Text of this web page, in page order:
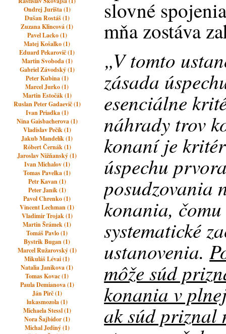
Ondrej Jurišta (1)
Dušan Rostáš (1)
Zuzana Klincová (1)
Pavel Lacko (1)
Matej Košalko (1)
Eduard Pekarovič (1)
Martin Svoboda (1)
Gabriel Závodský (1)
Peter Kubina (1)
Marcel Jurko (1)
Martin Estočák (1)
Ruslan Peter Gadaevič (1)
Ivan Priadka (1)
Nina Gaisbacherova (1)
Vladislav Pečík (1)
Jakub Mandelík (1)
Róbert Černák (1)
Jaroslav Nižňanský (1)
Ivan Michalov (1)
Tomas Pavelka (1)
Petr Kavan (1)
Peter Janík (1)
Pavol Chrenko (1)
Vincent Lechman (1)
Vladimir Trojak (1)
Martin Šrámek (1)
Tomáš Pavlo (1)
Bystrik Bugan (1)
Marcel Ružarovský (1)
Mikuláš Lévai (1)
Natalia Janikova (1)
Tomas Kovac (1)
Paula Demianova (1)
Ján Pirč (1)
lukasmozola (1)
Michaela Stessl (1)
Nora Šajbidor (1)
Michal Jediný (1)
slovné
mňa zostáva
„V tomto
zásada
esenciálne
náhrady trov
konaní je
úspechu
posudzovania
konania,
systematické
ustanovenia.
môže súd
konania v
ak súd priznal